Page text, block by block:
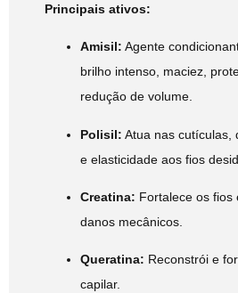
Principais ativos:
Amisil: Agente
brilho intenso, maciez,
redução de volume.
Polisil: Atua nas cutículas,
e elasticidade aos fios
Creatina: Fortalece os fios
danos mecânicos.
Queratina: Reconstrói e
capilar.